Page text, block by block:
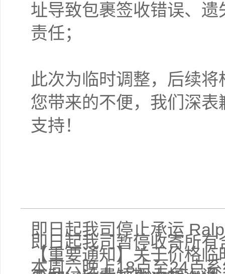
址导致包裹签收错误、
责任；
此次为临时调整，后续
您带来的不便，我们深
支持！
即日起我司停止承运
即日起我司暂停收寄所有
【重要通知】关于价格
本周六晚上18点至24点